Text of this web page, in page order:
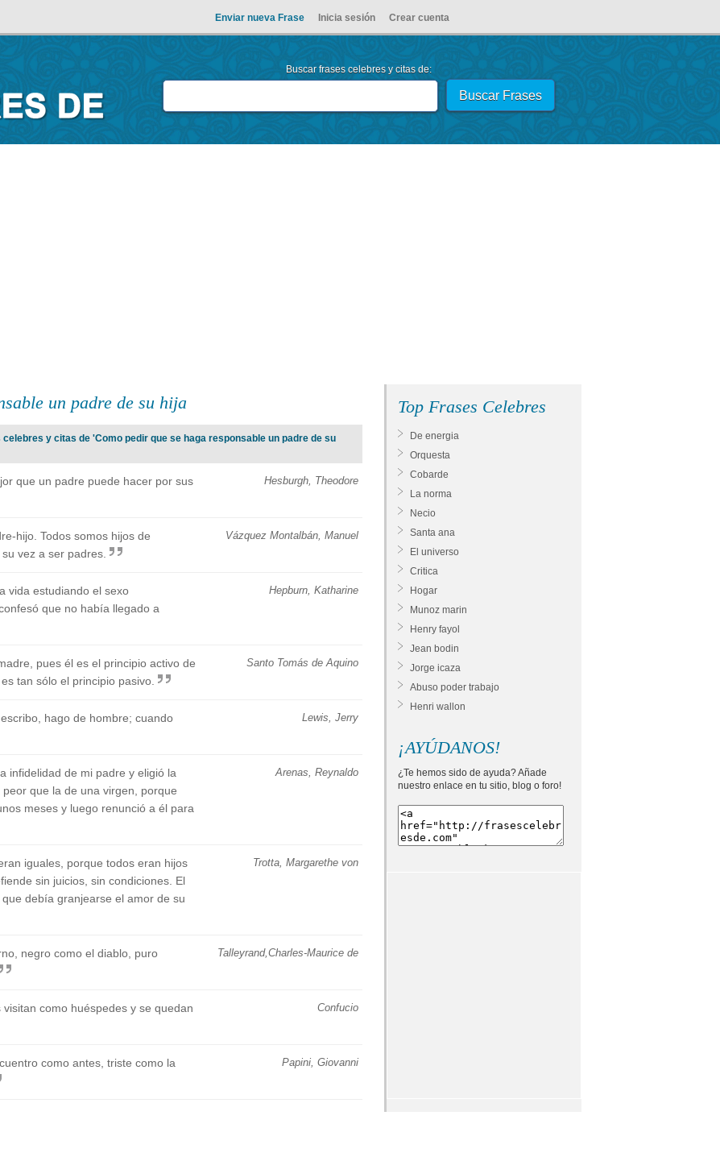
Enviar nueva Frase Inicia sesión Crear cuenta
Buscar frases celebres y citas de:
un padre de su hija
y citas de 'Como pedir que se haga responsable un padre de su
Hesburgh, Theodore
que un padre puede hacer por sus
Vázquez Montalbán, Manuel
hijo. Todos somos hijos de
vez a ser padres.
Hepburn, Katharine
vida estudiando el sexo
que no había llegado a
Santo Tomás de Aquino
pues él es el principio activo de
tan sólo el principio pasivo.
Lewis, Jerry
hago de hombre; cuando
Arenas, Reynaldo
infidelidad de mi padre y eligió la
que la de una virgen, porque
meses y luego renunció a él para
Trotta, Margarethe von
iguales, porque todos eran hijos
sin juicios, sin condiciones. El
debía granjearse el amor de su
Talleyrand,Charles-Maurice de
negro como el diablo, puro
Confucio
como huéspedes y se quedan
Papini, Giovanni
como antes, triste como la
Top Frases Celebres
De energia
Orquesta
Cobarde
La norma
Necio
Santa ana
El universo
Critica
Hogar
Munoz marin
Henry fayol
Jean bodin
Jorge icaza
Abuso poder trabajo
Henri wallon
¡AYÚDANOS!
¿Te hemos sido de ayuda? Añade
nuestro enlace en tu sitio, blog o foro!